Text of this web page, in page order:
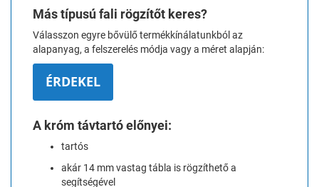
Más típusú fali rögzítőt keres?
Válasszon egyre bővülő termékkínálatunkból az
alapanyag, a felszerelés módja vagy a méret alapján:
ÉRDEKEL
A króm távtartó előnyei:
tartós
akár 14 mm vastag tábla is rögzíthető a
segítségével